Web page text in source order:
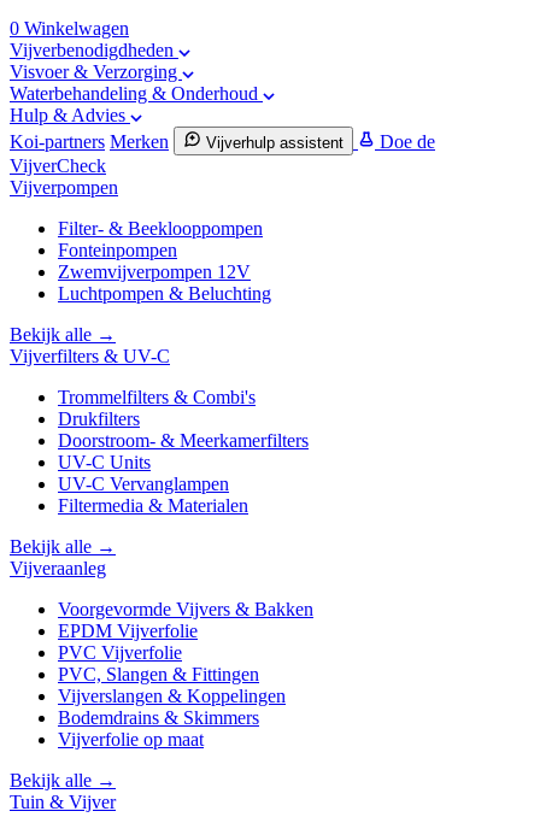
0 Winkelwagen
Vijverbenodigdheden
Visvoer & Verzorging
Waterbehandeling & Onderhoud
Hulp & Advies
Koi-partners Merken Vijverhulp assistent
Doe de
VijverCheck
Vijverpompen
Filter- & Beeklooppompen
Fonteinpompen
Zwemvijverpompen 12V
Luchtpompen & Beluchting
Bekijk alle →
Vijverfilters & UV-C
Trommelfilters & Combi's
Drukfilters
Doorstroom- & Meerkamerfilters
UV-C Units
UV-C Vervanglampen
Filtermedia & Materialen
Bekijk alle →
Vijveraanleg
Voorgevormde Vijvers & Bakken
EPDM Vijverfolie
PVC Vijverfolie
PVC, Slangen & Fittingen
Vijverslangen & Koppelingen
Bodemdrains & Skimmers
Vijverfolie op maat
Bekijk alle →
Tuin & Vijver